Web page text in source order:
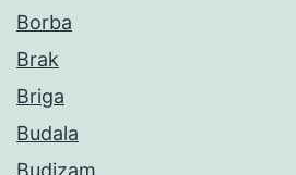
Borba
Brak
Briga
Budala